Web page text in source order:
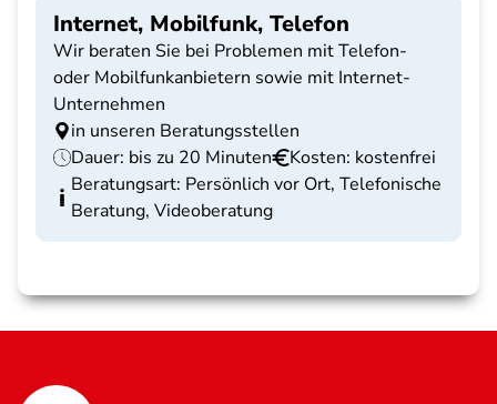
Internet, Mobilfunk, Telefon
Wir beraten Sie bei Problemen mit Telefon-
oder Mobilfunkanbietern sowie mit Internet-
Unternehmen
in unseren Beratungsstellen
Dauer: bis zu 20 Minuten
Kosten: kostenfrei
Beratungsart: Persönlich vor Ort, Telefonische
Beratung, Videoberatung